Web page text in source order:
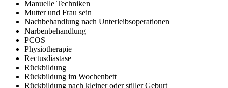
Manuelle Techniken
Mutter und Frau sein
Nachbehandlung nach Unterleibsoperationen
Narbenbehandlung
PCOS
Physiotherapie
Rectusdiastase
Rückbildung
Rückbildung im Wochenbett
Rückbildung nach kleiner oder stiller Geburt